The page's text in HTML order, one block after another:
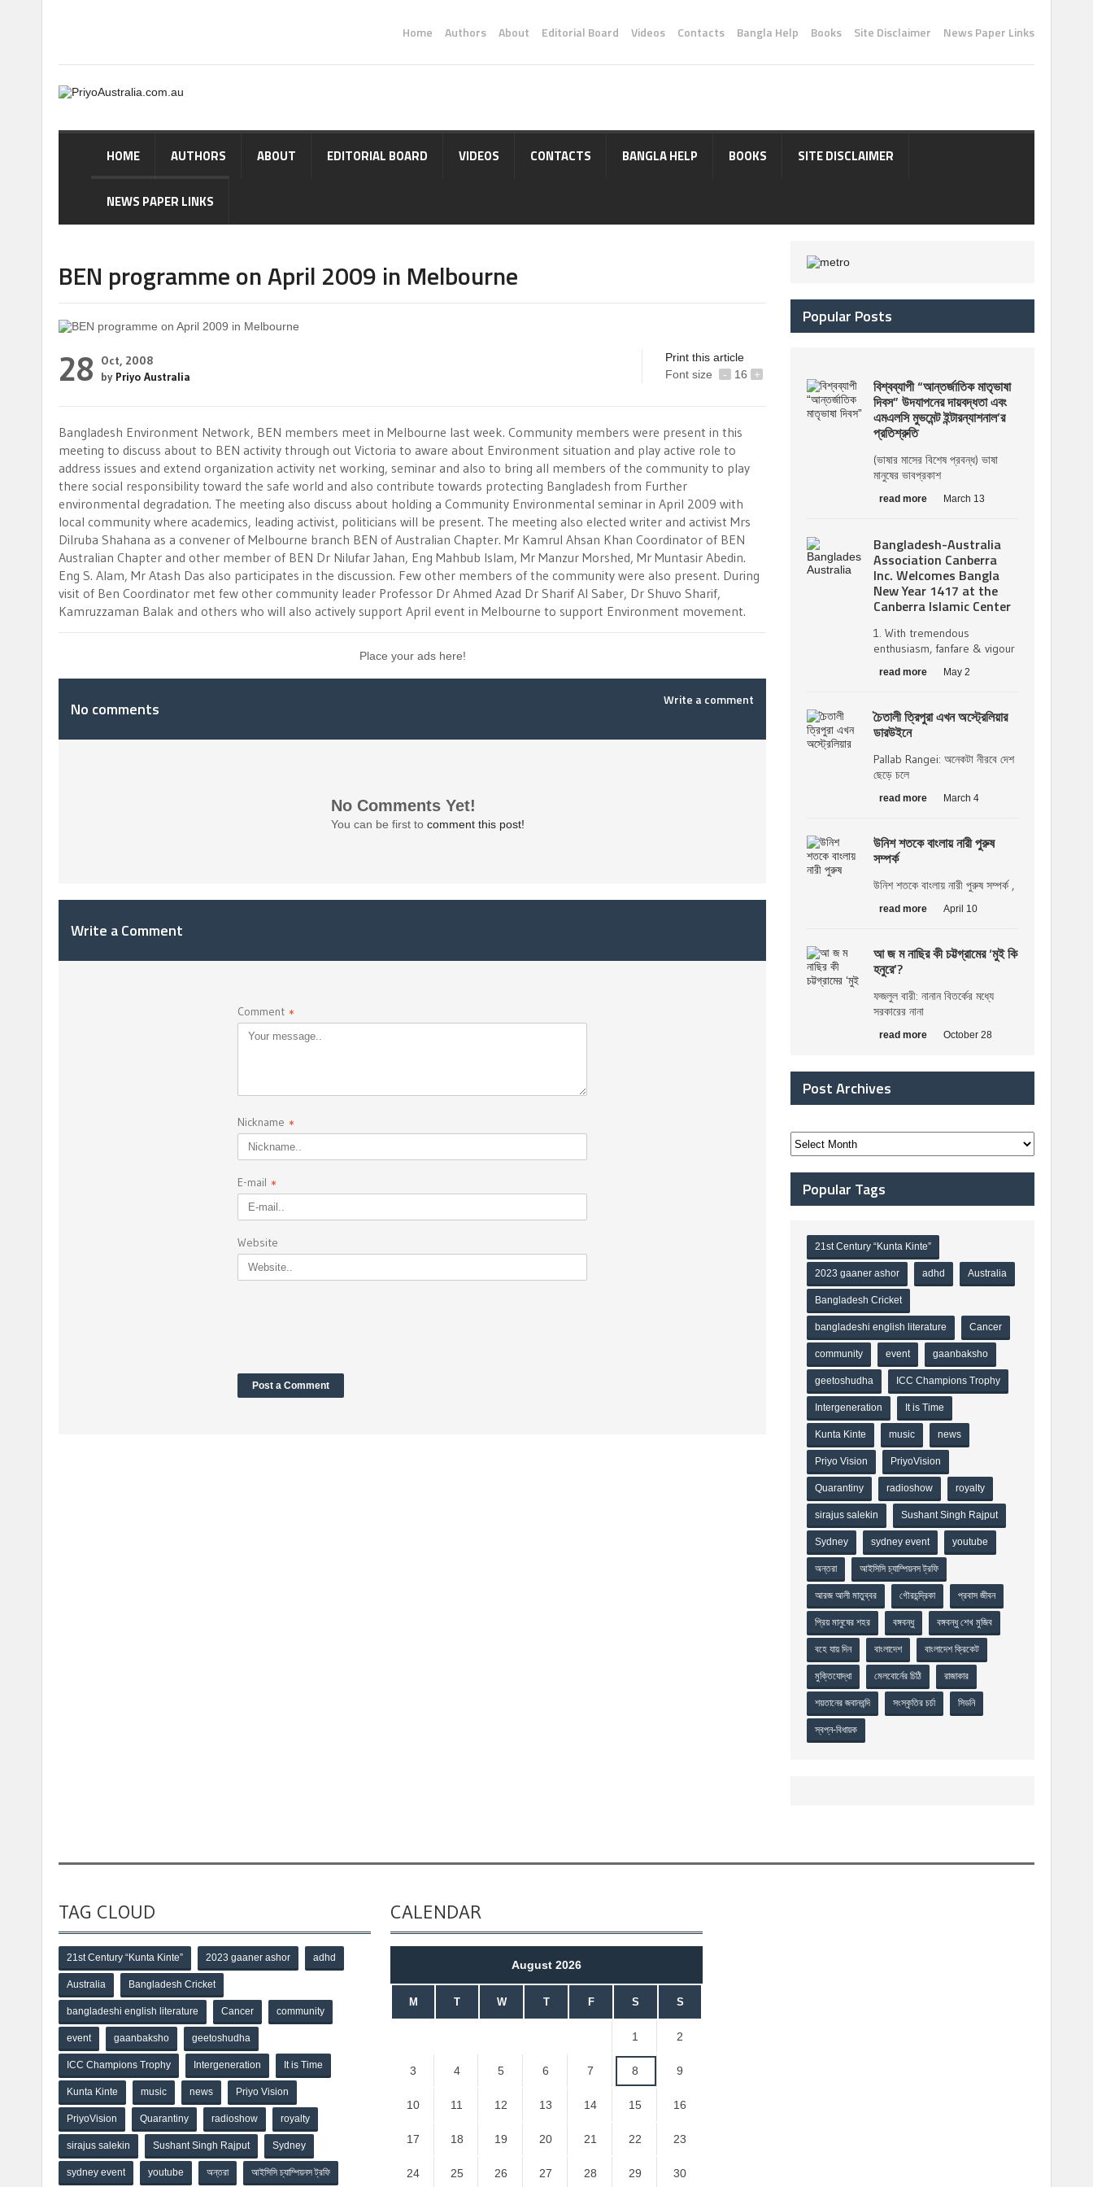
Home Authors About Editorial Board Videos Contacts Bangla Help Books Site Disclaimer News Paper Links
HOME AUTHORS ABOUT EDITORIAL BOARD VIDEOS CONTACTS BANGLA HELP BOOKS SITE DISCLAIMER
NEWS PAPER LINKS
BEN programme on April 2009 in Melbourne
28
Oct, 2008
by Priyo Australia
Print this article
Font size
- 16 +
Bangladesh Environment Network, BEN members meet in Melbourne last week. Community members were present in this
meeting to discuss about to BEN activity through out Victoria to aware about Environment situation and play active role to
address issues and extend organization activity net working, seminar and also to bring all members of the community to play
there social responsibility toward the safe world and also contribute towards protecting Bangladesh from Further
environmental degradation. The meeting also discuss about holding a Community Environmental seminar in April 2009 with
local community where academics, leading activist, politicians will be present. The meeting also elected writer and activist Mrs
Dilruba Shahana as a convener of Melbourne branch BEN of Australian Chapter. Mr Kamrul Ahsan Khan Coordinator of BEN
Australian Chapter and other member of BEN Dr Nilufar Jahan, Eng Mahbub Islam, Mr Manzur Morshed, Mr Muntasir Abedin.
Eng S. Alam, Mr Atash Das also participates in the discussion. Few other members of the community were also present. During
visit of Ben Coordinator met few other community leader Professor Dr Ahmed Azad Dr Sharif Al Saber, Dr Shuvo Sharif,
Kamruzzaman Balak and others who will also actively support April event in Melbourne to support Environment movement.
Place your ads here!
No comments Write a comment
No Comments Yet!
You can be first to comment this post!
Write a Comment
Comment *
Nickname *
E-mail *
Website
Popular Posts
বিশ্বব্যাপী “আন্তর্জাতিক মাতৃভাষা
দিবস” উদযাপনের দায়বদ্ধতা এবং
এমএলসি মুভমেন্ট ইন্টারন্যাশনাল’র
প্রতিশ্রুতি
(ভাষার মাসের বিশেষ প্রবন্ধ) ভাষা
মানুষের ভাবপ্রকাশ
read more March 13
Bangladesh-Australia
Association Canberra
Inc. Welcomes Bangla
New Year 1417 at the
Canberra Islamic Center
1. With tremendous
enthusiasm, fanfare & vigour
read more May 2
চৈতালী ত্রিপুরা এখন অস্ট্রেলিয়ার
ডারউইনে
Pallab Rangei: অনেকটা নীরবে দেশ
ছেড়ে চলে
read more March 4
উনিশ শতকে বাংলায় নারী পুরুষ
সম্পর্ক
উনিশ শতকে বাংলায় নারী পুরুষ সম্পর্ক ,
read more April 10
আ জ ম নাছির কী চট্টগ্রামের ‘মুই কি
হনুরে’?
ফজলুল বারী: নানান বিতর্কের মধ্যে
সরকারের নানা
read more October 28
Post Archives
Popular Tags
21st Century “Kunta Kinte”
2023 gaaner ashor adhd Australia
Bangladesh Cricket
bangladeshi english literature Cancer
community event gaanbaksho
geetoshudha ICC Champions Trophy
Intergeneration It is Time
Kunta Kinte music news
Priyo Vision PriyoVision
Quarantiny radioshow royalty
sirajus salekin Sushant Singh Rajput
Sydney sydney event youtube
অন্তরা আইসিসি চ্যাম্পিয়নস ট্রফি
আরজ আলী মাতুব্বর গৌরচন্দ্রিকা প্রবাস জীবন
প্রিয় মানুষের শহর বঙ্গবন্ধু বঙ্গবন্ধু শেখ মুজিব
বহে যায় দিন বাংলাদেশ বাংলাদেশ ক্রিকেট
মুক্তিযোদ্ধা মেলবোর্নের চিঠি রাজাকার
শয়তানের জবানবন্দি সংস্কৃতির চর্চা সিডনি
স্বপ্ন-বিধায়ক
TAG CLOUD
21st Century “Kunta Kinte” 2023 gaaner ashor adhd
Australia Bangladesh Cricket
bangladeshi english literature Cancer community
event gaanbaksho geetoshudha
ICC Champions Trophy Intergeneration It is Time
Kunta Kinte music news Priyo Vision
PriyoVision Quarantiny radioshow royalty
sirajus salekin Sushant Singh Rajput Sydney
sydney event youtube অন্তরা আইসিসি চ্যাম্পিয়নস ট্রফি
CALENDAR
August 2026
M T W T F S S
1 2
3 4 5 6 7 8 9
10 11 12 13 14 15 16
17 18 19 20 21 22 23
24 25 26 27 28 29 30